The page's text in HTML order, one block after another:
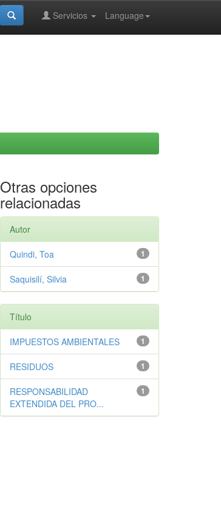
Language
Servicios
Otras opciones
relacionadas
Autor
1
Quindi, Toa
1
Saquisilí, Silvia
Título
1
IMPUESTOS AMBIENTALES
1
RESIDUOS
1
RESPONSABILIDAD
EXTENDIDA DEL PRO...